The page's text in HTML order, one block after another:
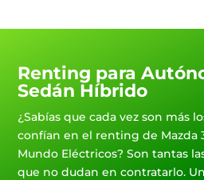
Renting para
Sedán Híbrido
¿Sabías que cada vez son más
confían en el renting de Mazda
Mundo Eléctricos? Son tantas
que no dudan en contratarlo.